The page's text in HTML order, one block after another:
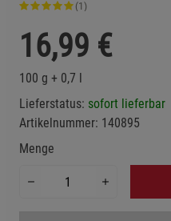
(1)
16,99 €
100 g + 0,7 l
Lieferstatus: sofort lieferbar
Artikelnummer: 140895
Menge